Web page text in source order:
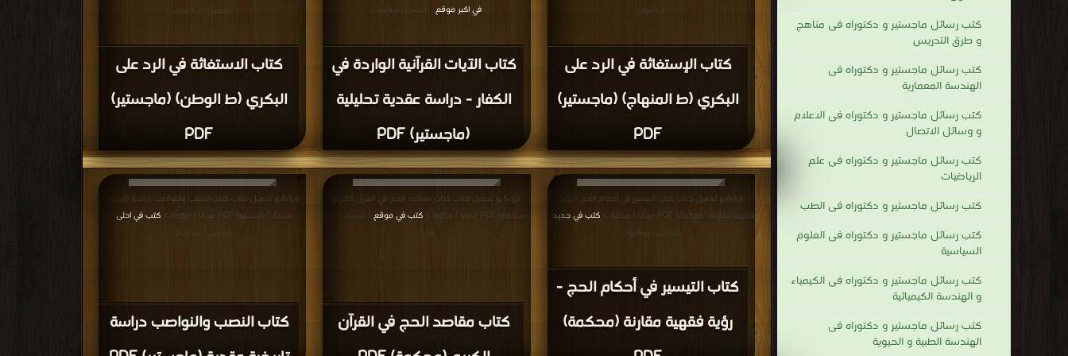
كتب رسائل ماجستير و دكتوراه فى مناهج
و طرق التدريس
كتب رسائل ماجستير و دكتوراه فى
الهندسة المعمارية
كتب رسائل ماجستير و دكتوراه فى الاعلام
و وسائل الاتصال
كتب رسائل ماجستير و دكتوراه فى علم
الرياضيات
كتب رسائل ماجستير و دكتوراه فى الطب
كتب رسائل ماجستير و دكتوراه فى العلوم
السياسية
كتب رسائل ماجستير و دكتوراه فى الكيمياء
و الهندسة الكيميائية
كتب رسائل ماجستير و دكتوراه فى
الهندسة الطبية و الحيوية
كتاب الاستغاثة في الرد على
البكري (ط الوطن) (ماجستير)
PDF
التحميل : مرة/مرات
كتاب الآيات القرآنية الواردة في
الكفار - دراسة عقدية تحليلية
(ماجستير) PDF
في اكبر موقع
| التحميل : مرة/مرات
كتاب الإستغاثة في الرد على
البكري (ط المنهاج) (ماجستير)
PDF
مرة/مرات
كتاب النصب والنواصب دراسة
قراءة و تحميل كتاب كتاب النصب والنواصب دراسة تاريخية
عقدية (ماجستير) PDF مجانا | مكتبة >
كتب في احلى
التحميل : مرة/مرات
كتاب مقاصد الحج في القرآن
قراءة و تحميل كتاب كتاب مقاصد الحج في القرآن الكريم
(محكمة) PDF مجانا | مكتبة >
كتب في موقع
| التحميل : مرة/
مرات
كتاب التيسير في أحكام الحج -
رؤية فقهية مقارنة (محكمة)
قراءة و تحميل كتاب كتاب التيسير في أحكام الحج - رؤية
فقهية مقارنة (محكمة) PDF مجانا | مكتبة >
كتب في جديد
التحميل : مرة/مرات